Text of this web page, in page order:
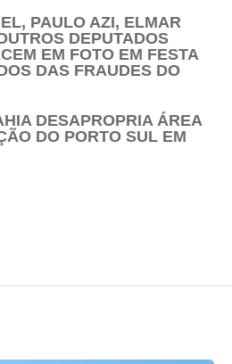
PAULO AZI, ELMAR
DEPUTADOS
EM FOTO EM FESTA
DAS FRAUDES DO
DESAPROPRIA ÁREA
DO PORTO SUL EM